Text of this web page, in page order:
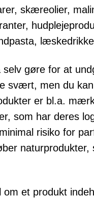
skæreolier,
selv gøre for at
svært, men du
er bl.a.
som har deres
risiko for
om et produkt